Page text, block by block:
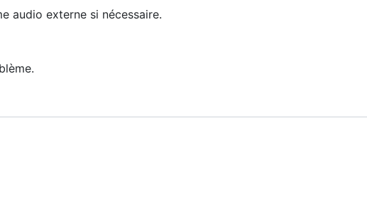
audio externe si nécessaire.